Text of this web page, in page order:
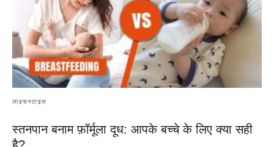
लाइफस्टाइल
स्तनपान बनाम फ़ॉर्मूला दूध: आपके बच्चे के लिए क्या सही